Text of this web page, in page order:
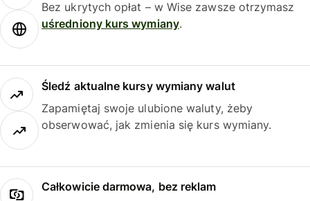
Bez ukrytych opłat – w Wise zawsze otrzymasz
uśredniony kurs wymiany.
Śledź aktualne kursy wymiany walut
Zapamiętaj swoje ulubione waluty, żeby
obserwować, jak zmienia się kurs wymiany.
Całkowicie darmowa, bez reklam